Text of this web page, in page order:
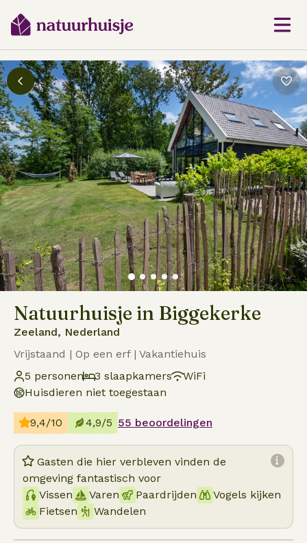
Natuurhuisje in Biggekerke
Zeeland, Nederland
Vrijstaand | Op een erf | Vakantiehuis
5 personen
3 slaapkamers
WiFi
Huisdieren niet toegestaan
9,4/10 4,9/5 55 beoordelingen
Gasten die hier verbleven vinden de
omgeving fantastisch voor
Vissen
Varen Paardrijden
Vogels kijken
Fietsen
Wandelen